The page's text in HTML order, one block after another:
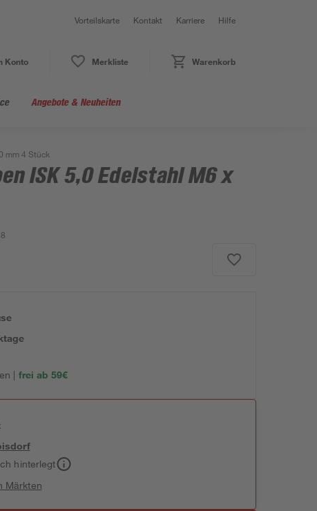
Vorteilskarte Kontakt Karriere Hilfe
Konto Merkliste Warenkorb
Angebote & Neuheiten
mm 4 Stück
ISK 5,0 Edelstahl M6 x
| frei ab 59€
hinterlegt
Märkten